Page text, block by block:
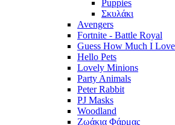
Puppies
Σκυλάκι
Avengers
Fortnite - Battle Royal
Guess How Much I
Hello Pets
Lovely Minions
Party Animals
Peter Rabbit
PJ Masks
Woodland
Ζωάκια Φάρμας